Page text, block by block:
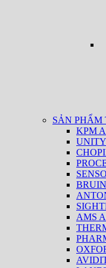
SẢN PHẨM
KPM
AMS